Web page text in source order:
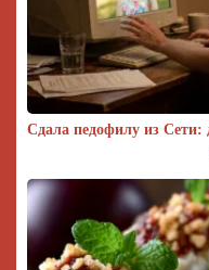
Сдала педофилу из Сети: